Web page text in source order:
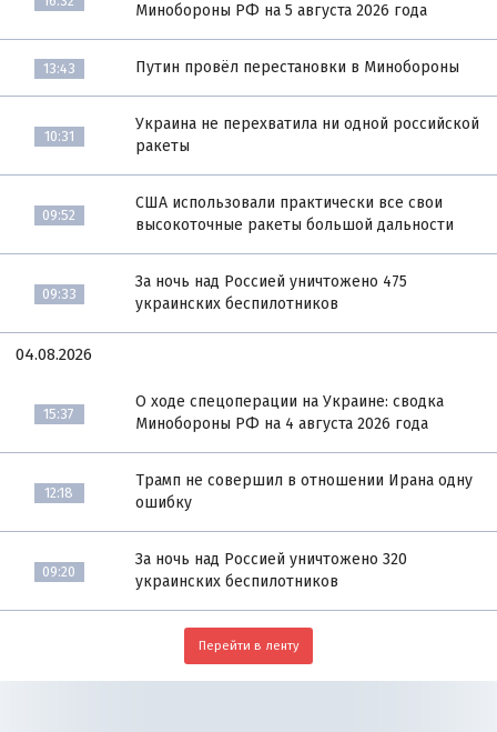
Минобороны РФ на 5 августа 2026 года
13:43 Путин провёл перестановки в Минобороны
10:31
Украина не перехватила ни одной российской
ракеты
09:52
США использовали практически все свои
высокоточные ракеты большой дальности
09:33
За ночь над Россией уничтожено 475
украинских беспилотников
04.08.2026
15:37
О ходе спецоперации на Украине: сводка
Минобороны РФ на 4 августа 2026 года
12:18
Трамп не совершил в отношении Ирана одну
ошибку
09:20
За ночь над Россией уничтожено 320
украинских беспилотников
Перейти в ленту